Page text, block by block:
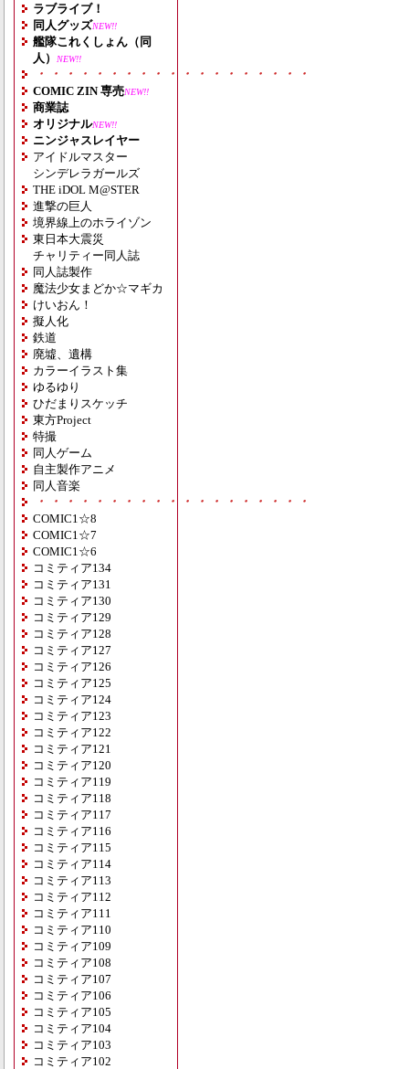
ラブライブ！
同人グッズNEW!!
艦隊これくしょん（同
人）
NEW!!
・・・・・・・・・・・・・・・・・・・
COMIC ZIN 専売NEW!!
商業誌
オリジナルNEW!!
ニンジャスレイヤー
アイドルマスター
シンデレラガールズ
THE iDOL M@STER
進撃の巨人
境界線上のホライゾン
東日本大震災
チャリティー同人誌
同人誌製作
魔法少女まどか☆マギカ
けいおん！
擬人化
鉄道
廃墟、遺構
カラーイラスト集
ゆるゆり
ひだまりスケッチ
東方Project
特撮
同人ゲーム
自主製作アニメ
同人音楽
・・・・・・・・・・・・・・・・・・・
COMIC1☆8
COMIC1☆7
COMIC1☆6
コミティア134
コミティア131
コミティア130
コミティア129
コミティア128
コミティア127
コミティア126
コミティア125
コミティア124
コミティア123
コミティア122
コミティア121
コミティア120
コミティア119
コミティア118
コミティア117
コミティア116
コミティア115
コミティア114
コミティア113
コミティア112
コミティア111
コミティア110
コミティア109
コミティア108
コミティア107
コミティア106
コミティア105
コミティア104
コミティア103
コミティア102